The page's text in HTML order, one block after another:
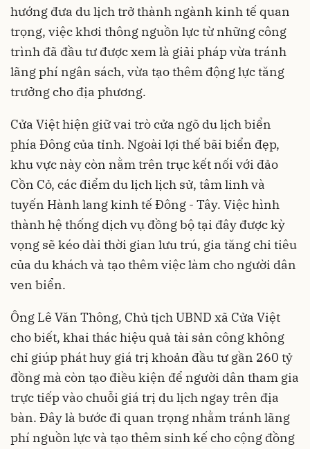
hướng đưa du lịch trở thành ngành kinh tế quan
trọng, việc khơi thông nguồn lực từ những công
trình đã đầu tư được xem là giải pháp vừa tránh
lãng phí ngân sách, vừa tạo thêm động lực tăng
trưởng cho địa phương.
Cửa Việt hiện giữ vai trò cửa ngõ du lịch biển
phía Đông của tỉnh. Ngoài lợi thế bãi biển đẹp,
khu vực này còn nằm trên trục kết nối với đảo
Cồn Cỏ, các điểm du lịch lịch sử, tâm linh và
tuyến Hành lang kinh tế Đông - Tây. Việc hình
thành hệ thống dịch vụ đồng bộ tại đây được kỳ
vọng sẽ kéo dài thời gian lưu trú, gia tăng chi tiêu
của du khách và tạo thêm việc làm cho người dân
ven biển.
Ông Lê Văn Thông, Chủ tịch UBND xã Cửa Việt
cho biết, khai thác hiệu quả tài sản công không
chỉ giúp phát huy giá trị khoản đầu tư gần 260 tỷ
đồng mà còn tạo điều kiện để người dân tham gia
trực tiếp vào chuỗi giá trị du lịch ngay trên địa
bàn. Đây là bước đi quan trọng nhằm tránh lãng
phí nguồn lực và tạo thêm sinh kế cho cộng đồng